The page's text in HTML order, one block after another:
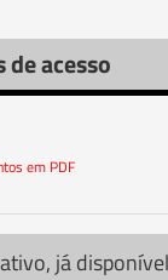
acesso
em PDF
já